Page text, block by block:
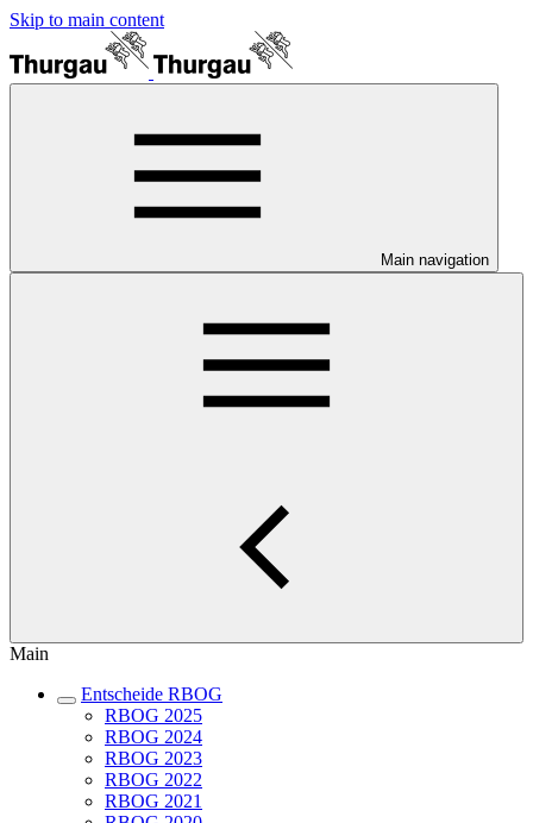
Skip to main content
Main navigation
Main
Entscheide RBOG
RBOG 2025
RBOG 2024
RBOG 2023
RBOG 2022
RBOG 2021